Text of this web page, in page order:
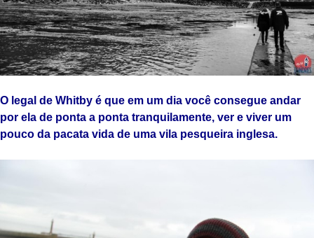
O legal de Whitby é que em um dia você consegue andar
por ela de ponta a ponta tranquilamente, ver e viver um
pouco da pacata vida de uma vila pesqueira inglesa.